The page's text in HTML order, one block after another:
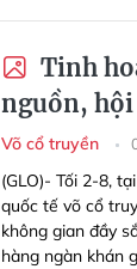
Tinh
nguồn, hội
Võ cổ truyền
(GLO)- Tối 2-8,
quốc tế võ cổ
không gian đầy
hàng ngàn khán